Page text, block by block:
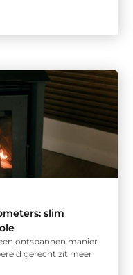
slim
ontspannen manier
gerecht zit meer